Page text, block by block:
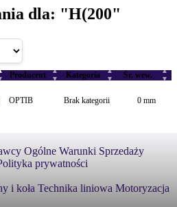
6
dla: "H(200"
Producent
▲
▼
Kategoria
▲
▼
Śr. wew.
▲
▼
OPTIB Brak kategorii 0 mm
Ogólne Warunki Sprzedaży
prywatności
i koła Technika liniowa Motoryzacja